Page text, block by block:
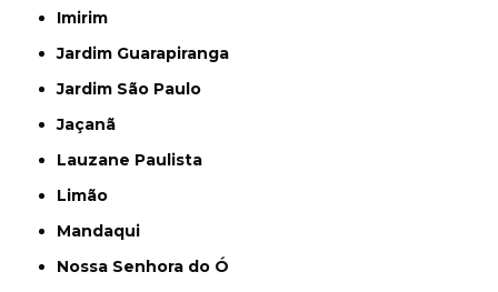
Imirim
Jardim Guarapiranga
Jardim São Paulo
Jaçanã
Lauzane Paulista
Limão
Mandaqui
Nossa Senhora do Ó